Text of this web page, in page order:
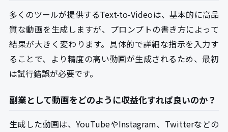
多くのツールが提供するText-to-Videoは、基本的に高品
質な動画を生成しますが、プロンプトの書き方によって
結果が大きく変わります。具体的で詳細な指示を入力す
ることで、より精度の高い動画が生成されるため、最初
は試行錯誤が必要です。
副業として動画をどのように収益化すれば良いのか？
生成した動画は、YouTubeやInstagram、Twitterなどの